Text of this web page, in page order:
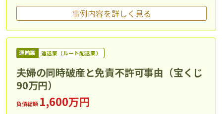
事例内容を詳しく見る
運輸業 運送業（ルート配送業）
夫婦の同時破産と免責不許可事由（宝くじ
90万円）
負債総額 1,600万円